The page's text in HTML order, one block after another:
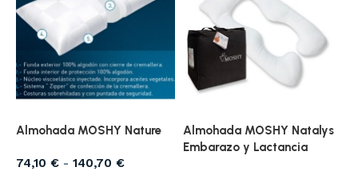
Almohada MOSHY Nature
74,10 € - 140,70 €
Almohada MOSHY Natalys
Embarazo y Lactancia